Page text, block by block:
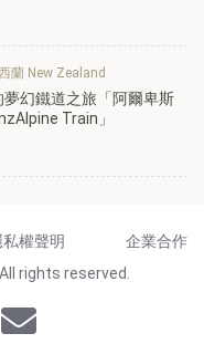
蘭 New Zealand
幻鐵道之旅「阿爾卑斯
Train」
私權聲明
企業合作
rights reserved.